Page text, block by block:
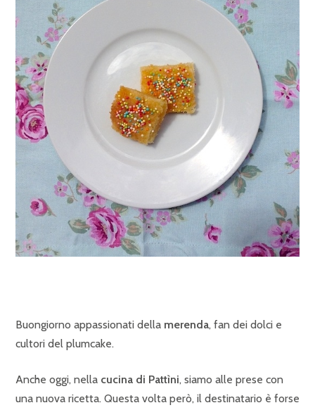
Buongiorno appassionati della merenda, fan dei dolci e
cultori del plumcake.
Anche oggi, nella cucina di Pattìni, siamo alle prese con
una nuova ricetta. Questa volta però, il destinatario è forse